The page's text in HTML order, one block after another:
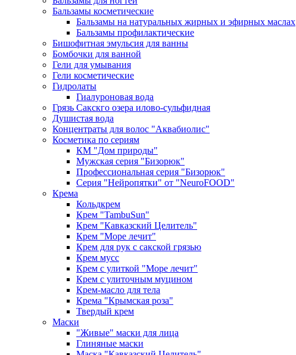
Бальзамы косметические
Бальзамы на натуральных жирных и эфирных маслах
Бальзамы профилактические
Бишофитная эмульсия для ванны
Бомбочки для ванной
Гели для умывания
Гели косметические
Гидролаты
Гиалуроновая вода
Грязь Сакскго озера илово-сульфидная
Душистая вода
Концентраты для волос "Аквабиолис"
Косметика по сериям
КМ "Дом природы"
Мужская серия "Бизорюк"
Профессиональная серия "Бизорюк"
Серия "Нейропятки" от "NeuroFOOD"
Крема
Кольдкрем
Крем "TambuSun"
Крем "Кавказский Целитель"
Крем "Море лечит"
Крем для рук с сакской грязью
Крем мусс
Крем с улиткой "Море лечит"
Крем с улиточным муцином
Крем-масло для тела
Крема "Крымская роза"
Твердый крем
Маски
"Живые" маски для лица
Глиняные маски